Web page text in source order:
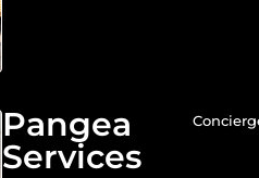
Pangea
Services